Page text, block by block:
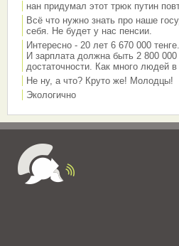
нан придумал этот трюк путин
Всё что нужно знать про наше
себя. Не будет у нас пенсии.
Интересно - 20 лет 6 670 000
И зарплата должна быть 2 800
достаточности. Как много людей
Не ну, а что? Круто же! Молодцы!
Экологично